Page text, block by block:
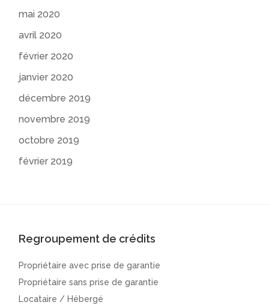
mai 2020
avril 2020
février 2020
janvier 2020
décembre 2019
novembre 2019
octobre 2019
février 2019
Regroupement de crédits
Propriétaire avec prise de garantie
Propriétaire sans prise de garantie
Locataire / Hébergé